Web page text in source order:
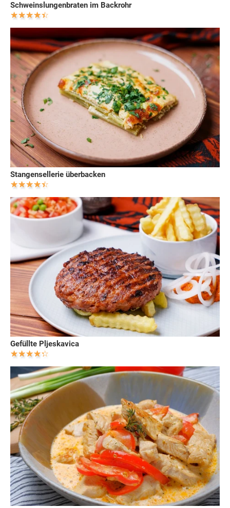
Schweinslungenbraten im Backrohr
Stangensellerie überbacken
Gefüllte Pljeskavica